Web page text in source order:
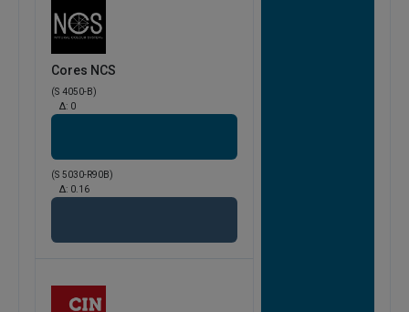
Cores NCS
(S 4050-B)
Δ: 0
(S 5030-R90B)
Δ: 0.16